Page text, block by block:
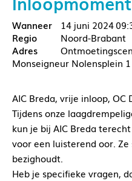
14 juni 2024
Noord-Brabant
Monseigneur Nolensplein
AIC Breda, vrije inloop, OC
Tijdens onze
kun je bij AIC Breda
voor een luisterend oor.
bezighoudt.
Heb je specifieke vragen,